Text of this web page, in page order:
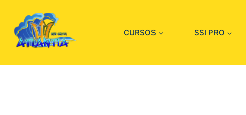
CURSOS SSI PRO